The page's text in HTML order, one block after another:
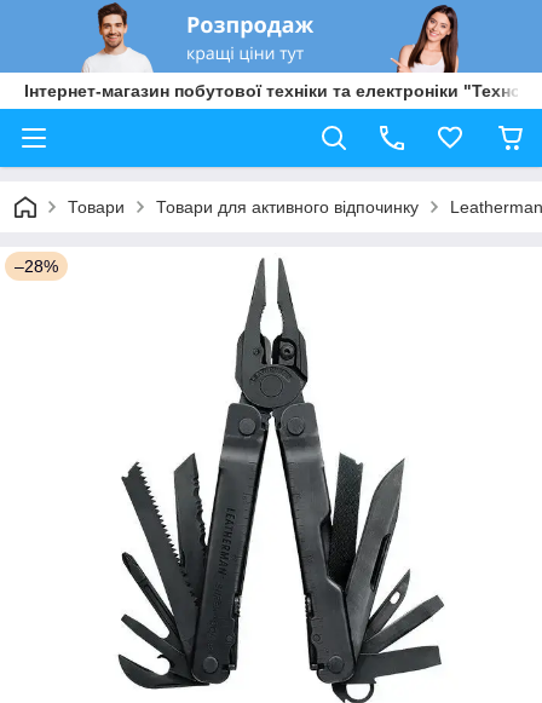
Інтернет-магазин побутової техніки та електроніки "Техно
Товари Товари для активного відпочинку
–28%